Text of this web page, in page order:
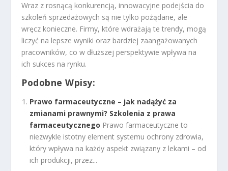
Wraz z rosnącą konkurencją, innowacyjne podejścia do
szkoleń sprzedażowych są nie tylko pożądane, ale
wręcz konieczne. Firmy, które wdrażają te trendy, mogą
liczyć na lepsze wyniki oraz bardziej zaangażowanych
pracowników, co w dłuższej perspektywie wpływa na
ich sukces na rynku.
Podobne Wpisy:
Prawo farmaceutyczne – jak nadążyć za
zmianami prawnymi? Szkolenia z prawa
farmaceutycznego Prawo farmaceutyczne to
niezwykle istotny element systemu ochrony zdrowia,
który wpływa na każdy aspekt związany z lekami – od
ich produkcji, przez...